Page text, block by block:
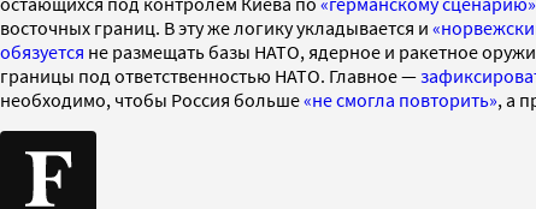
восточных границ. В эту же логику укладывается и
обязуется не размещать базы НАТО, ядерное и ракетное
границы под ответственностью НАТО. Главное —
необходимо, чтобы Россия больше«не смогла повторить», а